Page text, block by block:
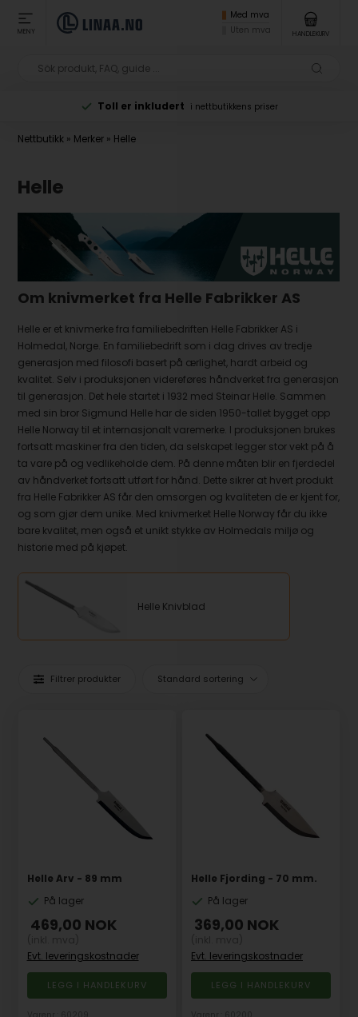
MENY
Med mva
Uten mva
HANDLEKURV
Toll er inkludert i nettbutikkens priser
Nettbutikk » Merker » Helle
Helle
Om knivmerket fra Helle Fabrikker AS
Helle er et knivmerke fra familiebedriften Helle Fabrikker AS i
Holmedal, Norge. En familiebedrift som i dag drives av tredje
generasjon med filosofi basert på ærlighet, hardt arbeid og
kvalitet. Selv i produksjonen videreføres håndverket fra generasjon
til generasjon. Det hele startet i 1932 med Steinar Helle. Sammen
med sin bror Sigmund Helle har de siden 1950-tallet bygget opp
Helle Norway til et internasjonalt varemerke. I produksjonen brukes
fortsatt maskiner fra den tiden, da selskapet legger stor vekt på å
ta vare på og vedlikeholde dem. På denne måten blir en fjerdedel
av håndverket fortsatt utført for hånd. Dette sikrer at hvert produkt
fra Helle Fabrikker AS får den omsorgen og kvaliteten de er kjent for,
og som gjør dem unike. Med knivmerket Helle Norway får du ikke
bare kvalitet, men også et unikt stykke av Holmedals miljø og
historie med på kjøpet.
Helle Knivblad
Filtrer produkter
Helle Arv - 89 mm
På lager
469,00 NOK
Evt. leveringskostnader
Helle Fjording - 70 mm.
På lager
369,00 NOK
Evt. leveringskostnader